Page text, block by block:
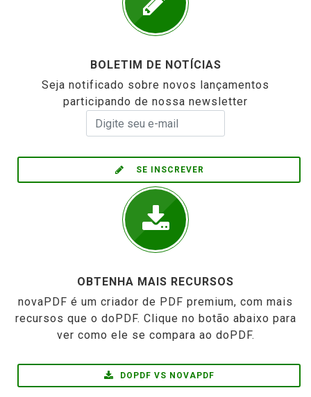
BOLETIM DE NOTÍCIAS
Seja notificado sobre novos lançamentos
participando de nossa newsletter
SE INSCREVER
OBTENHA MAIS RECURSOS
novaPDF é um criador de PDF premium, com mais
recursos que o doPDF. Clique no botão abaixo para
ver como ele se compara ao doPDF.
DOPDF VS NOVAPDF